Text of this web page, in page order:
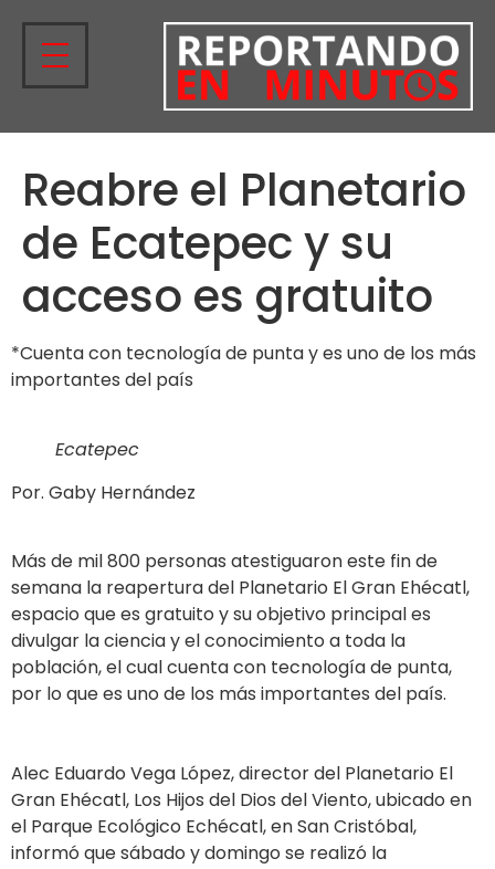
Reabre el Planetario
de Ecatepec y su
acceso es gratuito
*Cuenta con tecnología de punta y es uno de los más
importantes del país
Ecatepec
Por. Gaby Hernández
Más de mil 800 personas atestiguaron este fin de
semana la reapertura del Planetario El Gran Ehécatl,
espacio que es gratuito y su objetivo principal es
divulgar la ciencia y el conocimiento a toda la
población, el cual cuenta con tecnología de punta,
por lo que es uno de los más importantes del país.
Alec Eduardo Vega López, director del Planetario El
Gran Ehécatl, Los Hijos del Dios del Viento, ubicado en
el Parque Ecológico Echécatl, en San Cristóbal,
informó que sábado y domingo se realizó la